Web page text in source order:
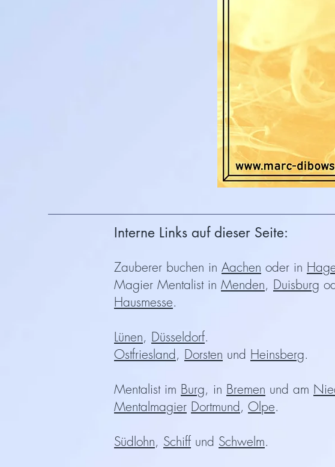
Interne Links auf dieser Seite:
Zauberer buchen in Aachen oder in
Magier Mentalist in Menden, Duisburg
Hausmesse.
Lünen, Düsseldorf.
Ostfriesland, Dorsten und Heinsberg.
Mentalist im Burg, in Bremen und am
Mentalmagier Dortmund, Olpe.
Südlohn, Schiff und Schwelm.